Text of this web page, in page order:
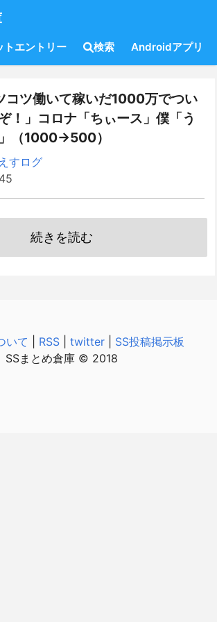
トエントリー 検索 Androidアプリ
コツ働いて稼いだ1000万でつい
！」コロナ「ちぃース」僕「う
（1000→500）
すログ
続きを読む
いて RSS| twitter| SS投稿掲示板
SSまとめ倉庫 © 2018